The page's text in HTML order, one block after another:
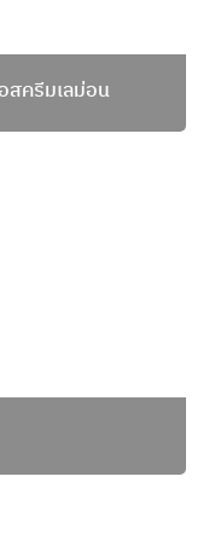
สครีมเลม่อน